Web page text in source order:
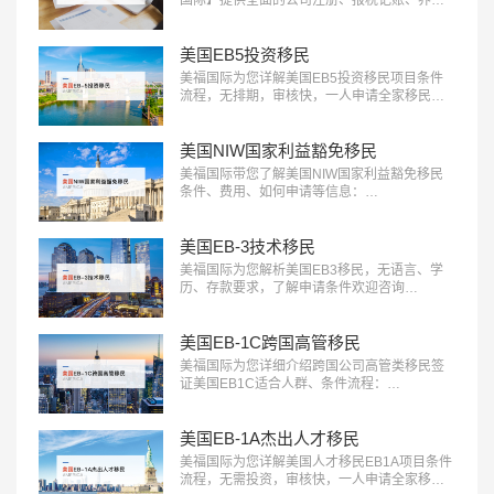
现财富增长：400-001-0063…
美国EB5投资移民
美福国际为您详解美国EB5投资移民项目条件
流程，无排期，审核快，一人申请全家移民。
美国NIW国家利益豁免移民
美福国际带您了解美国NIW国家利益豁免移民
条件、费用、如何申请等信息：
美国EB-3技术移民
美福国际为您解析美国EB3移民，无语言、学
历、存款要求，了解申请条件欢迎咨询
美国EB-1C跨国高管移民
美福国际为您详细介绍跨国公司高管类移民签
证美国EB1C适合人群、条件流程：
美国EB-1A杰出人才移民
美福国际为您详解美国人才移民EB1A项目条件
流程，无需投资，审核快，一人申请全家移